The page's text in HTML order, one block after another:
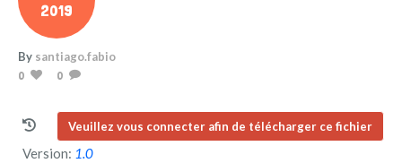
2019
By santiago.fabio
0
0
Veuillez vous connecter afin de télécharger ce fichier
Version: 1.0